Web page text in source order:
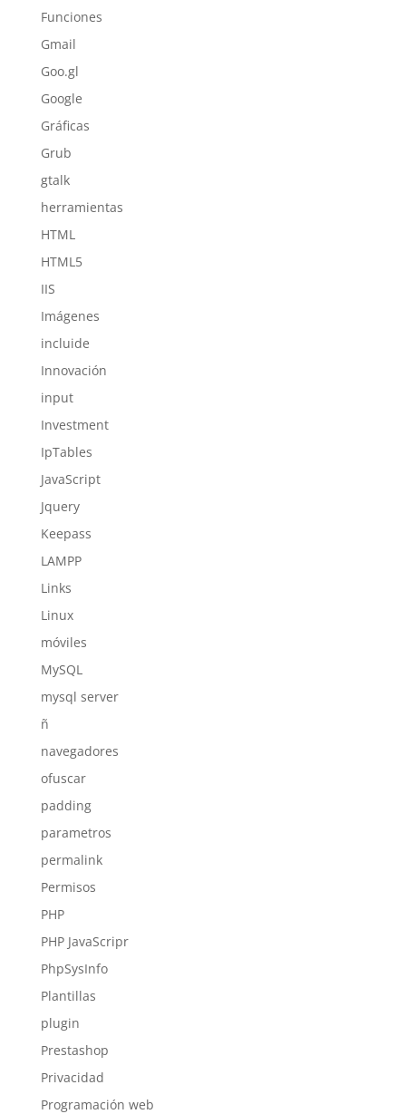
Funciones
Gmail
Goo.gl
Google
Gráficas
Grub
gtalk
herramientas
HTML
HTML5
IIS
Imágenes
incluide
Innovación
input
Investment
IpTables
JavaScript
Jquery
Keepass
LAMPP
Links
Linux
móviles
MySQL
mysql server
ñ
navegadores
ofuscar
padding
parametros
permalink
Permisos
PHP
PHP JavaScripr
PhpSysInfo
Plantillas
plugin
Prestashop
Privacidad
Programación web